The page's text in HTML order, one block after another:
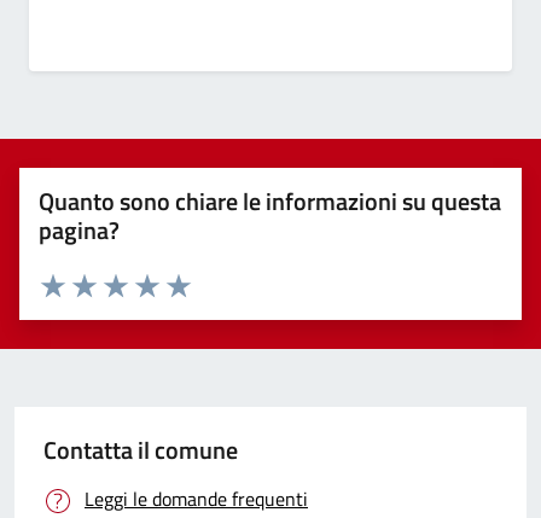
Quanto sono chiare le informazioni su questa
pagina?
Valuta 5 stelle su 5
Valuta 4 stelle su 5
Valuta 3 stelle su 5
Valuta 2 stelle su 5
Valuta 1 stelle su 5
Contatta il comune
Leggi le domande frequenti